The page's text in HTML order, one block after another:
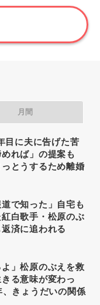
月間
目に夫に告げた苦
れば」の提案も
っとうするため離婚
で知った」自宅も
白歌手・松原のぶ
済に追われる
よ」松原のぶえを救
る意味が変わっ
きょうだいの関係